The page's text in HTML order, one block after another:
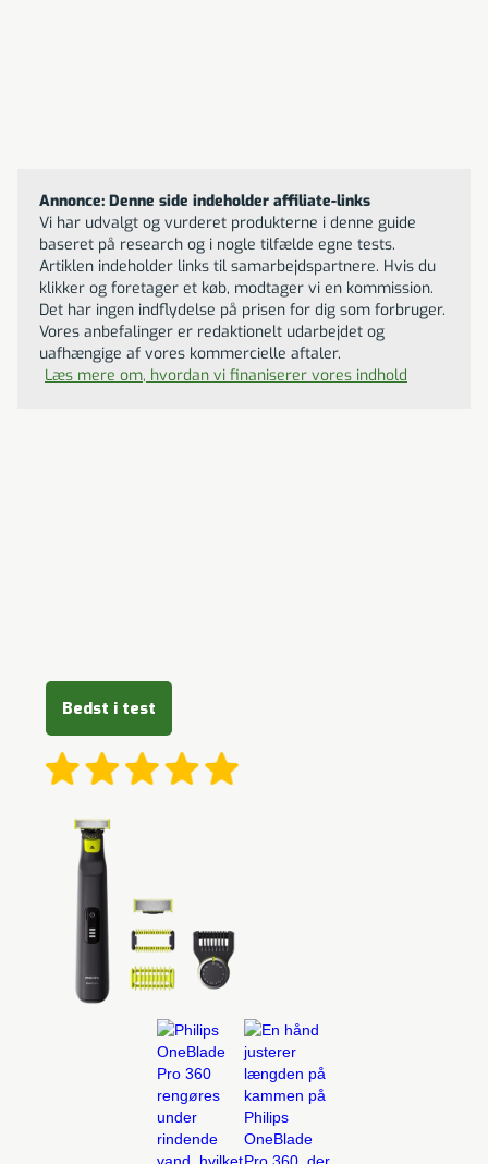
Annonce: Denne side indeholder affiliate-links
Vi har udvalgt og vurderet produkterne i denne guide
baseret på research og i nogle tilfælde egne tests.
Artiklen indeholder links til samarbejdspartnere. Hvis du
klikker og foretager et køb, modtager vi en kommission.
Det har ingen indflydelse på prisen for dig som forbruger.
Vores anbefalinger er redaktionelt udarbejdet og
uafhængige af vores kommercielle aftaler.
Læs mere om, hvordan vi finaniserer vores indhold
Bedst i test